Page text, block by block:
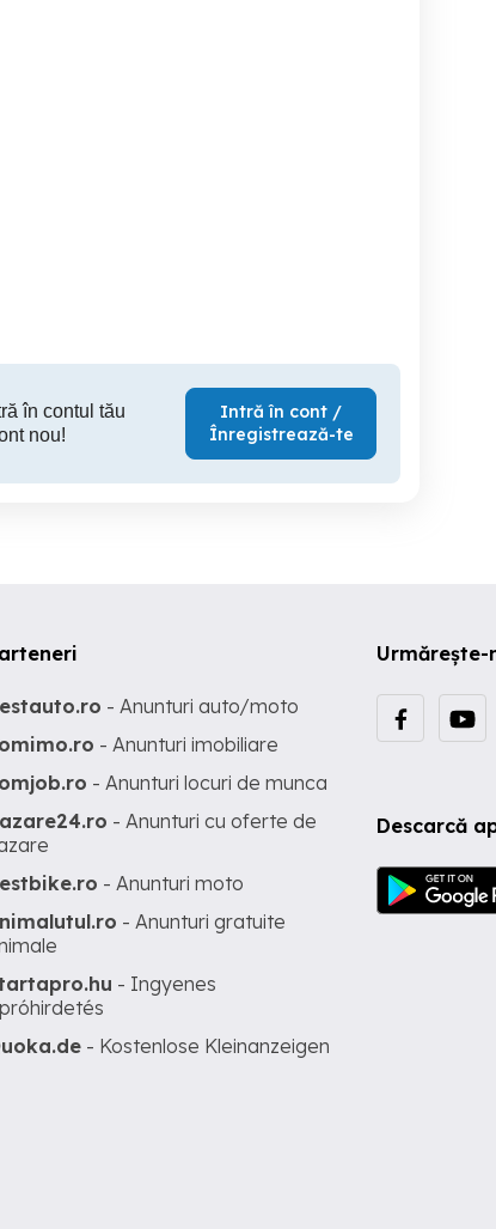
în contul tău
nou!
Intră în cont /
Înregistrează-te
Urmărește-
Descarcă
- Anunturi auto/moto
- Anunturi imobiliare
- Anunturi locuri de munca
- Anunturi cu oferte de
- Anunturi moto
- Anunturi gratuite
- Ingyenes
- Kostenlose Kleinanzeigen